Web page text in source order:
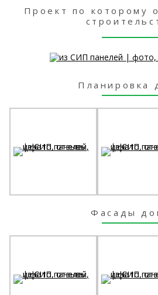
Проект по которому
Планировка
Фасады